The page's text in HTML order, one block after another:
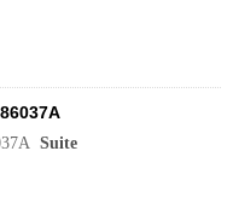
Suite